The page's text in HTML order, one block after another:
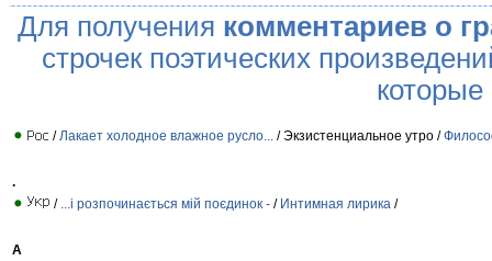
Для получения комментариев о
строчек поэтических
/ Лакает холодное влажное русло... / Экзистенциальное утро /
.
/
...і розпочинається мій поєдинок - / Интимная лирика /
А